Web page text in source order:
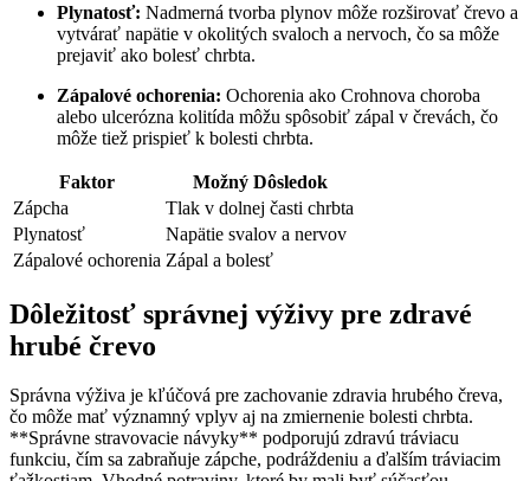
Plynatosť: Nadmerná tvorba plynov môže rozširovať črevo a
vytvárať napätie v okolitých svaloch a nervoch, čo sa môže
prejaviť ako bolesť chrbta.
Zápalové ochorenia: Ochorenia ako Crohnova choroba
alebo ulcerózna kolitída môžu spôsobiť zápal v črevách, čo
môže tiež prispieť k bolesti chrbta.
Faktor
Možný Dôsledok
Zápcha
Tlak v dolnej časti chrbta
Plynatosť
Napätie svalov a nervov
Zápalové ochorenia Zápal a bolesť
Dôležitosť správnej výživy pre zdravé
hrubé črevo
Správna výživa je kľúčová pre zachovanie zdravia hrubého čreva,
čo môže mať významný vplyv aj na zmiernenie bolesti chrbta.
**Správne stravovacie návyky** podporujú zdravú tráviacu
funkciu, čím sa zabraňuje zápche, podráždeniu a ďalším tráviacim